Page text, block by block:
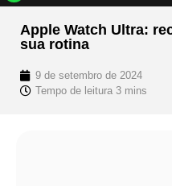
Apple Watch Ultra:
sua rotina
9 de setembro de 2024